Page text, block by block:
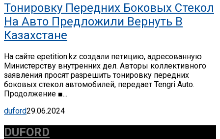
Тонировку Передних Боковых Стекол
На Авто Предложили Вернуть В
Казахстане
На сайте epetition.kz создали петицию, адресованную
Министерству внутренних дел. Авторы коллективного
заявления просят разрешить тонировку передних
боковых стекол автомобилей, передает Tengri Auto.
Продолжение ■...
duford29.06.2024
DUFORD